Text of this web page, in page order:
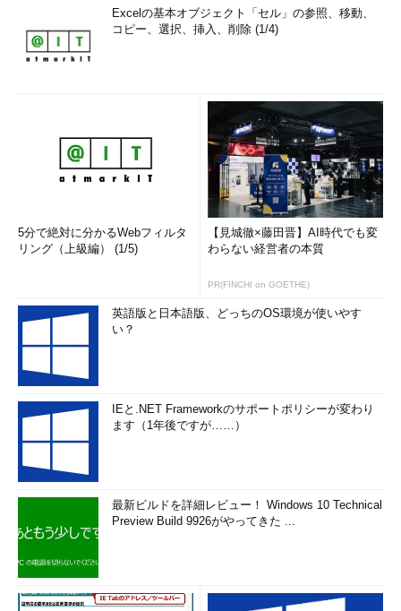
とんど同じである。LLCではなく、TCP/IPで（正確にはUDP
で）ブロードキャストを行っている。
名とIPアドレスの対応を管理するサービスのことであり、
Windows Server OSに含まれている標準的なサービスである。
WINSのサーバに問い合わせることにより、NetBIOS名からIPア
ドレスを求めることができる。ネットワーク上にこのような
WINSサーバを配置してNetBIOS名データベースを集中的に管理
すれば、ネットワークを超えてNBTクライアントが通信できる。
NetBIOS名からIPアドレスを求める方法は、これ以外にもDNS
Excelの基本オブジェクト「セル」の参照、移動、
コピー、選択、挿入、削除 (1/4)
5分で絶対に分かるWebフィルタ
リング（上級編） (1/5)
【見城徹×藤田晋】AI時代でも変
わらない経営者の本質
PR(FINCHI on GOETHE)
英語版と日本語版、どっちのOS環境が使いやす
い？
IEと.NET Frameworkのサポートポリシーが変わり
ます（1年後ですが……）
最新ビルドを詳細レビュー！ Windows 10 Technical
Preview Build 9926がやってきた ...